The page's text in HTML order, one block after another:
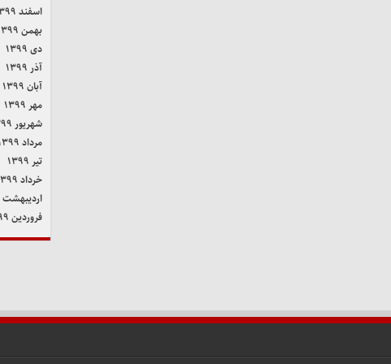
اسفند ۱۳۹۹
بهمن ۱۳۹۹
دی ۱۳۹۹
آذر ۱۳۹۹
آبان ۱۳۹۹
مهر ۱۳۹۹
شهریور ۱۳۹۹
مرداد ۱۳۹۹
تیر ۱۳۹۹
خرداد ۱۳۹۹
اردیبهشت ۱۳۹۹
فروردین ۱۳۹۹